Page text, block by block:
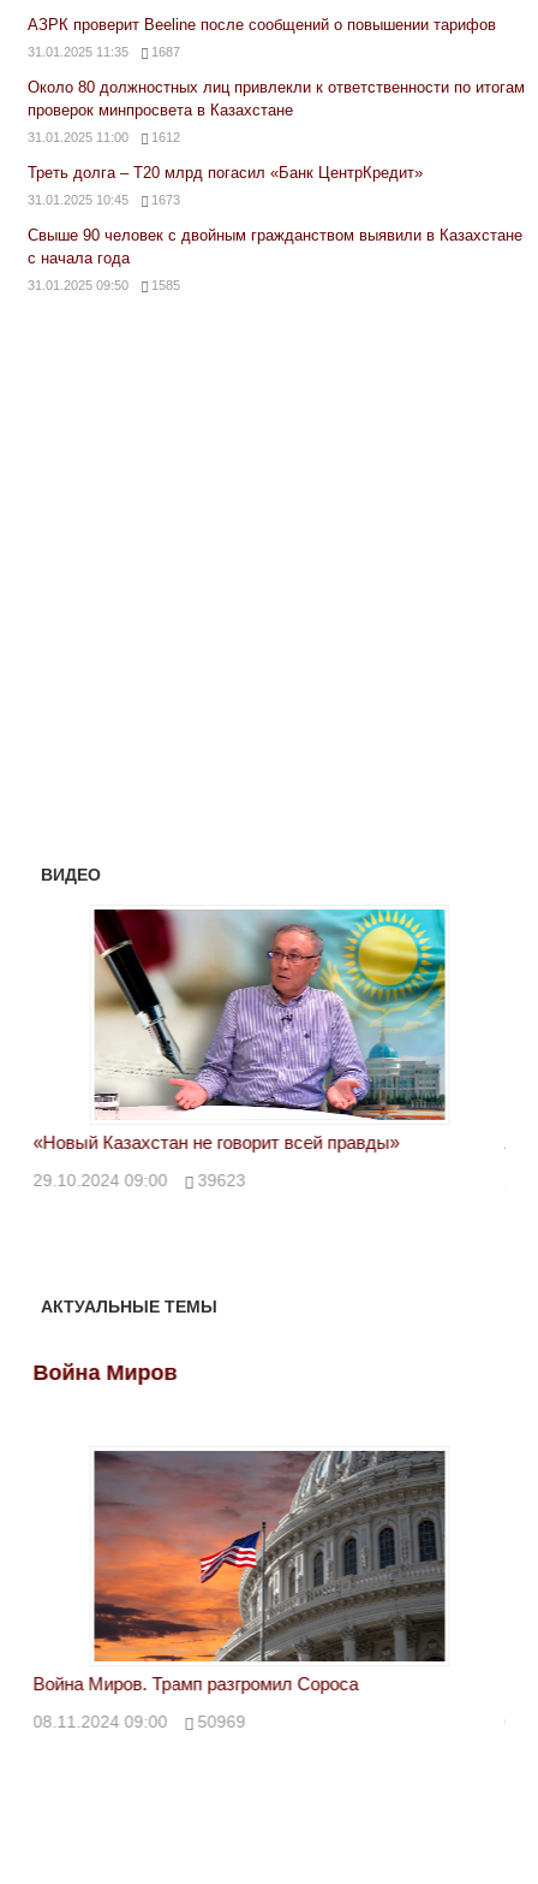
АЗРК проверит Beeline после сообщений о повышении тарифов
31.01.2025 11:35 1687
Около 80 должностных лиц привлекли к ответственности по итогам
проверок минпросвета в Казахстане
31.01.2025 11:00 1612
Треть долга – Т20 млрд погасил «Банк ЦентрКредит»
31.01.2025 10:45 1673
Свыше 90 человек с двойным гражданством выявили в Казахстане
с начала года
31.01.2025 09:50 1585
ВИДЕО
«Новый Казахстан не говорит всей правды»
29.10.2024 09:00 39623
АКТУАЛЬНЫЕ ТЕМЫ
Война Миров
Война Миров. Трамп разгромил Сороса
08.11.2024 09:00 50969